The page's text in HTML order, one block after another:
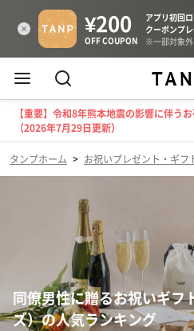
【重要】令和8年熊本地震の影響に伴う
（2026年7月29日更新）
タンプホーム > お祝いプレゼント・ギフ
同僚男性に贈るお祝いギフ
ズ）の人気ランキング